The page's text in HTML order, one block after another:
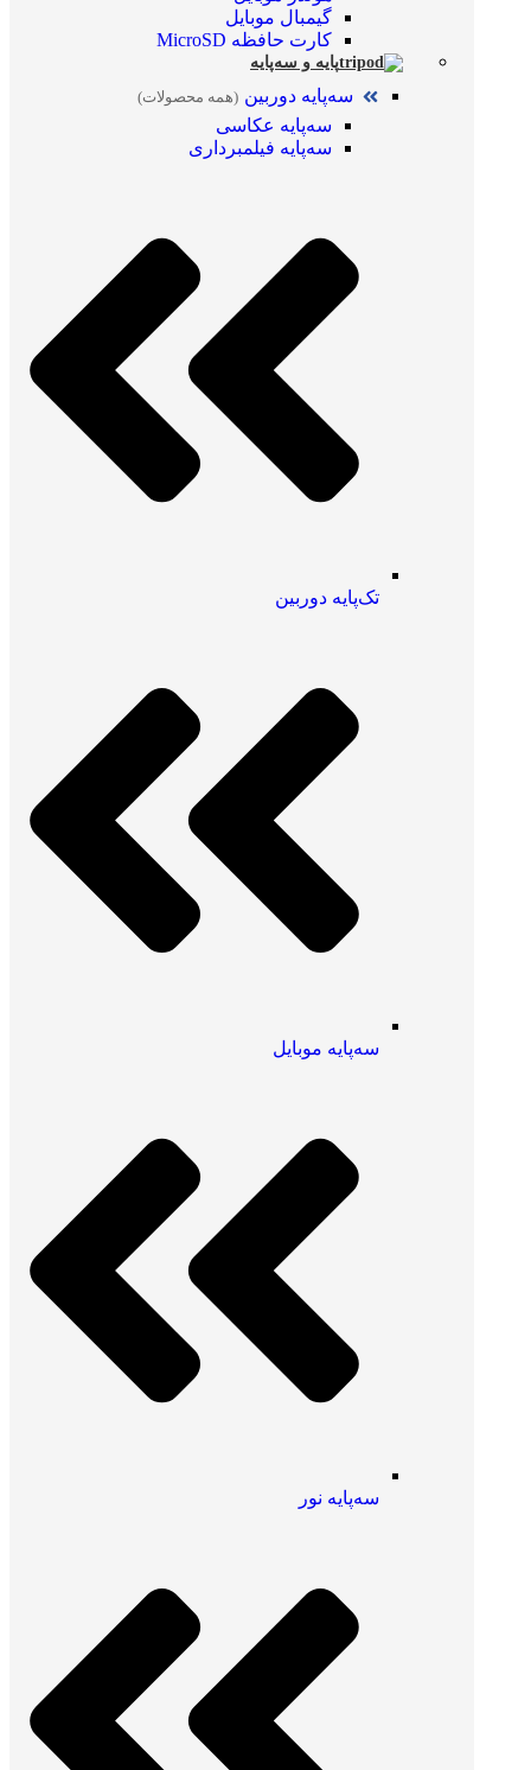
گیمبال موبایل
کارت حافظه MicroSD
پایه و سه‌پایه
سه‌پایه دوربین (همه محصولات)
سه‌پایه عکاسی
سه‌پایه فیلمبرداری
تک‌پایه دوربین
سه‌پایه موبایل
سه‌پایه نور